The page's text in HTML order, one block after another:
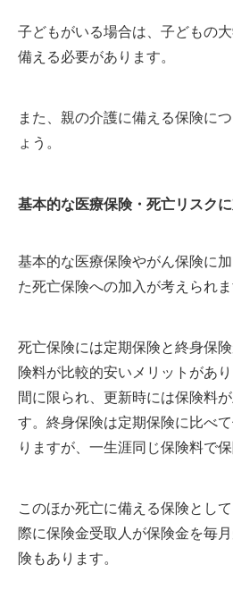
子どもがいる場合は、子どもの
備える必要があります。
また、親の介護に備える保険に
ょう。
基本的な医療保険・死亡リスク
基本的な医療保険やがん保険に
た死亡保険への加入が考えられま
死亡保険には定期保険と終身保
険料が比較的安いメリットがあ
間に限られ、更新時には保険料
す。終身保険は定期保険に比べ
りますが、一生涯同じ保険料で保
このほか死亡に備える保険とし
際に保険金受取人が保険金を毎
険もあります。